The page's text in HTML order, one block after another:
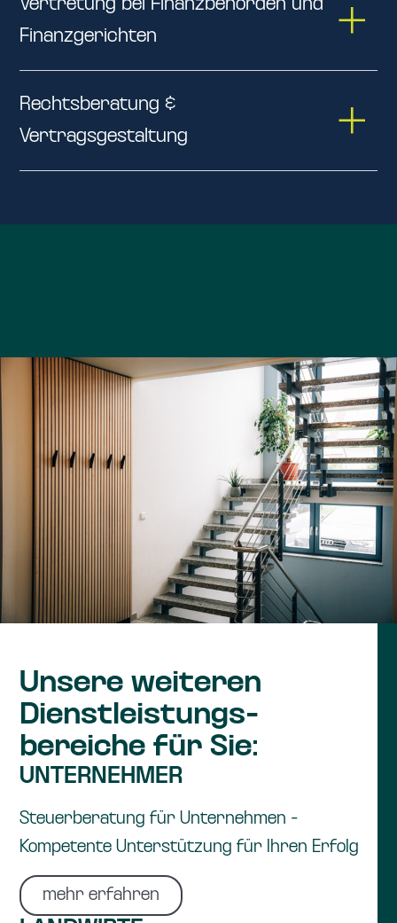
Vertretung bei Finanzbehörden und
Finanzgerichten
Rechtsberatung &
Vertragsgestaltung
Unsere weiteren
Dienstleistungs-
bereiche für Sie:
UNTERNEHMER
Steuerberatung für Unternehmen -
Kompetente Unterstützung für Ihren Erfolg
mehr erfahren